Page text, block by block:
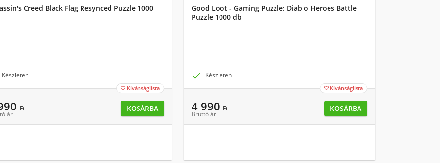
Creed Black Flag Resynced Puzzle 1000
Készleten
 Kívánságlista
Ft
ár
KOSÁRBA
Good Loot - Gaming Puzzle: Diablo Heroes Battle
Puzzle 1000 db
 Készleten
 Kívánságlista
4 990 Ft
Bruttó ár
KOSÁRBA